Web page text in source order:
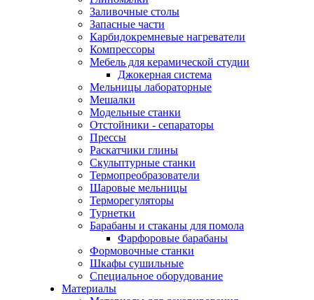
Заливочные столы
Запасные части
Карбидокремневые нагреватели
Компрессоры
Мебель для керамической студии
Джокерная система
Мельницы лабораторные
Мешалки
Модельные станки
Отстойники - сепараторы
Прессы
Раскатчики глины
Скульптурные станки
Термопреобразователи
Шаровые мельницы
Терморегуляторы
Турнетки
Барабаны и стаканы для помола
Фарфоровые барабаны
Формовочные станки
Шкафы сушильные
Специальное оборудование
Материалы